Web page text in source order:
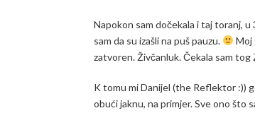
Napokon sam dočekala i taj toranj,
sam da su izašli na puš pauzu.
Moj
zatvoren. Živčanluk. Čekala sam
K tomu mi Danijel (the Reflektor :))
obući jaknu, na primjer. Sve ono što